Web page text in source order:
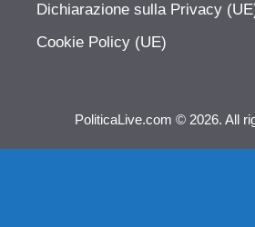
Dichiarazione sulla Privacy
Cookie Policy (UE)
PoliticaLive.com © 2026. All